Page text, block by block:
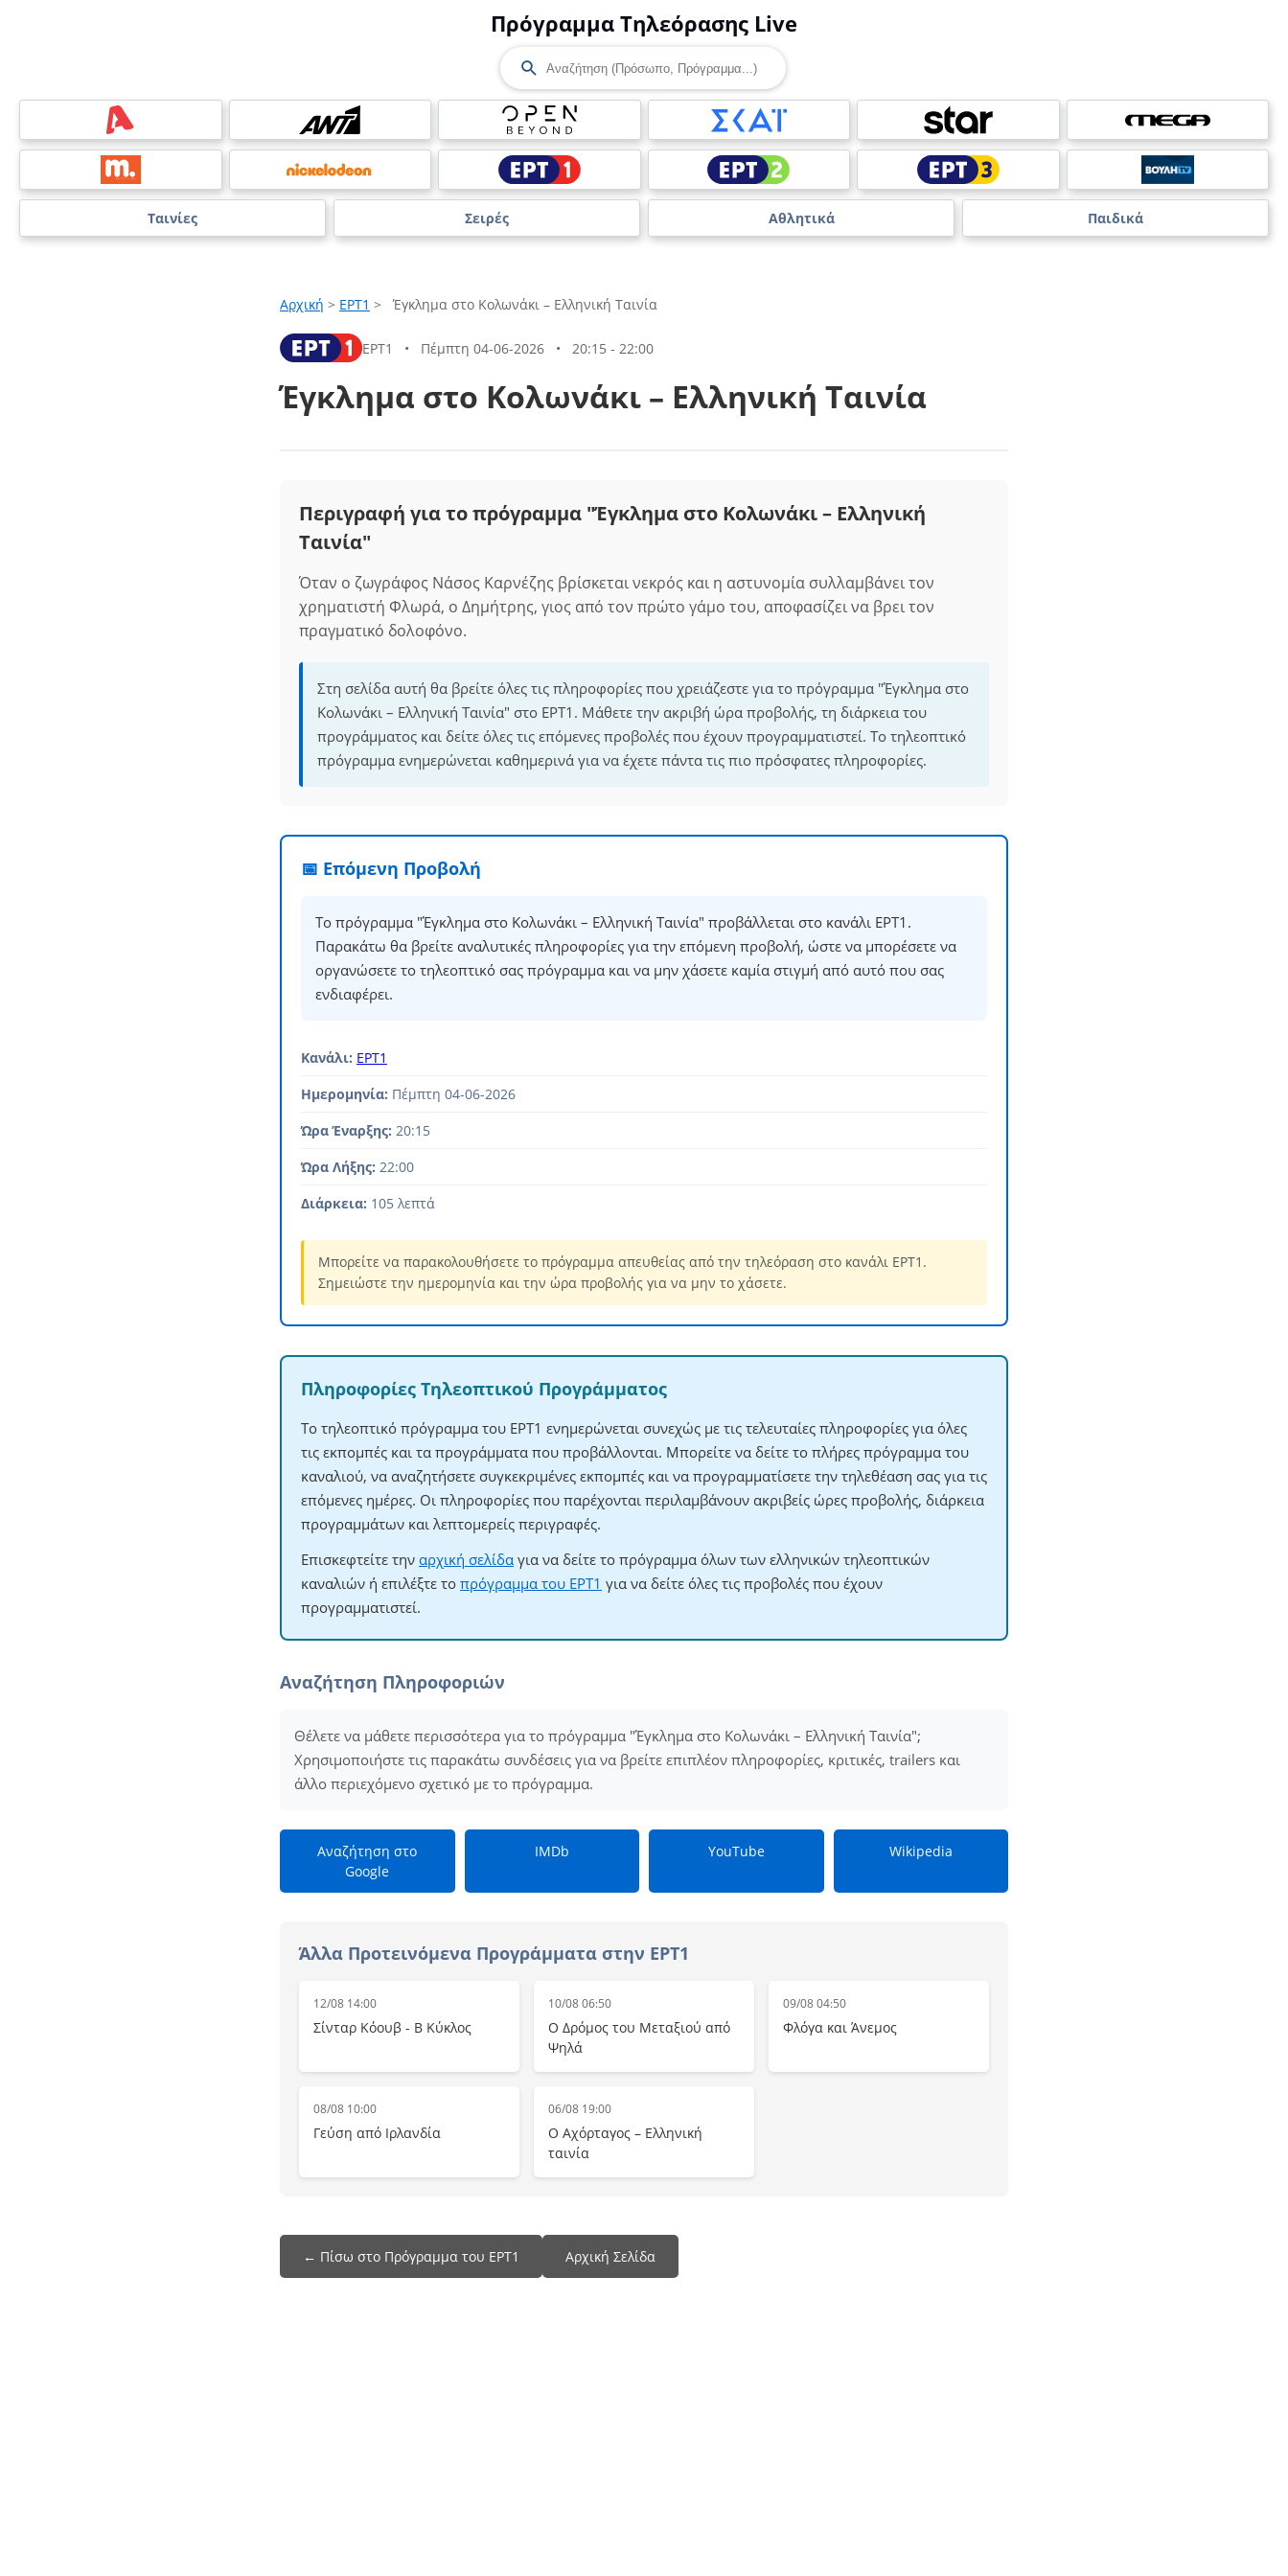
Πρόγραμμα Τηλεόρασης Live
Ταινίες Σειρές Αθλητικά Παιδικά
Αρχική > ΕΡΤ1 > Έγκλημα στο Κολωνάκι – Ελληνική Ταινία
ΕΡΤ1 • Πέμπτη 04-06-2026 • 20:15 - 22:00
Έγκλημα στο Κολωνάκι – Ελληνική Ταινία
Περιγραφή για το πρόγραμμα "Έγκλημα στο Κολωνάκι – Ελληνική
Ταινία"
Όταν ο ζωγράφος Νάσος Καρνέζης βρίσκεται νεκρός και η αστυνομία συλλαμβάνει τον
χρηματιστή Φλωρά, ο Δημήτρης, γιος από τον πρώτο γάμο του, αποφασίζει να βρει τον
πραγματικό δολοφόνο.
Στη σελίδα αυτή θα βρείτε όλες τις πληροφορίες που χρειάζεστε για το πρόγραμμα "Έγκλημα στο
Κολωνάκι – Ελληνική Ταινία" στο ΕΡΤ1. Μάθετε την ακριβή ώρα προβολής, τη διάρκεια του
προγράμματος και δείτε όλες τις επόμενες προβολές που έχουν προγραμματιστεί. Το τηλεοπτικό
πρόγραμμα ενημερώνεται καθημερινά για να έχετε πάντα τις πιο πρόσφατες πληροφορίες.
📅 Επόμενη Προβολή
Το πρόγραμμα "Έγκλημα στο Κολωνάκι – Ελληνική Ταινία" προβάλλεται στο κανάλι ΕΡΤ1.
Παρακάτω θα βρείτε αναλυτικές πληροφορίες για την επόμενη προβολή, ώστε να μπορέσετε να
οργανώσετε το τηλεοπτικό σας πρόγραμμα και να μην χάσετε καμία στιγμή από αυτό που σας
ενδιαφέρει.
Κανάλι: ΕΡΤ1
Ημερομηνία: Πέμπτη 04-06-2026
Ώρα Έναρξης: 20:15
Ώρα Λήξης: 22:00
Διάρκεια: 105 λεπτά
Μπορείτε να παρακολουθήσετε το πρόγραμμα απευθείας από την τηλεόραση στο κανάλι ΕΡΤ1.
Σημειώστε την ημερομηνία και την ώρα προβολής για να μην το χάσετε.
Πληροφορίες Τηλεοπτικού Προγράμματος
Το τηλεοπτικό πρόγραμμα του ΕΡΤ1 ενημερώνεται συνεχώς με τις τελευταίες πληροφορίες για όλες
τις εκπομπές και τα προγράμματα που προβάλλονται. Μπορείτε να δείτε το πλήρες πρόγραμμα του
καναλιού, να αναζητήσετε συγκεκριμένες εκπομπές και να προγραμματίσετε την τηλεθέαση σας για τις
επόμενες ημέρες. Οι πληροφορίες που παρέχονται περιλαμβάνουν ακριβείς ώρες προβολής, διάρκεια
προγραμμάτων και λεπτομερείς περιγραφές.
Επισκεφτείτε την αρχική σελίδα για να δείτε το πρόγραμμα όλων των ελληνικών τηλεοπτικών
καναλιών ή επιλέξτε το πρόγραμμα του ΕΡΤ1 για να δείτε όλες τις προβολές που έχουν
προγραμματιστεί.
Αναζήτηση Πληροφοριών
Θέλετε να μάθετε περισσότερα για το πρόγραμμα "Έγκλημα στο Κολωνάκι – Ελληνική Ταινία";
Χρησιμοποιήστε τις παρακάτω συνδέσεις για να βρείτε επιπλέον πληροφορίες, κριτικές, trailers και
άλλο περιεχόμενο σχετικό με το πρόγραμμα.
Αναζήτηση στο
Google
IMDb YouTube Wikipedia
Άλλα Προτεινόμενα Προγράμματα στην ΕΡΤ1
12/08 14:00
Σίνταρ Κόουβ - B Κύκλος
10/08 06:50
Ο Δρόμος του Μεταξιού από
Ψηλά
09/08 04:50
Φλόγα και Άνεμος
08/08 10:00
Γεύση από Ιρλανδία
06/08 19:00
Ο Αχόρταγος – Ελληνική
ταινία
← Πίσω στο Πρόγραμμα του ΕΡΤ1 Αρχική Σελίδα